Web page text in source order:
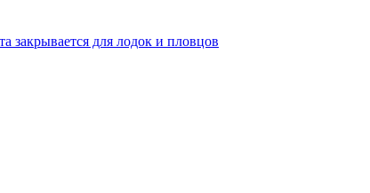
закрывается для лодок и пловцов